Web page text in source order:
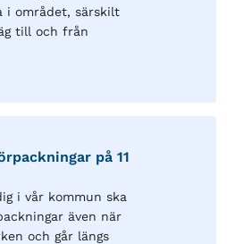
i området, särskilt
till och från
på 11
i vår kommun ska
även när
och går längs